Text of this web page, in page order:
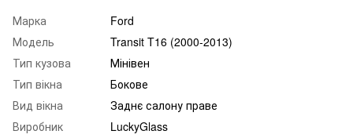
Марка
Ford
Модель
Transit T16 (2000-2013)
Тип кузова
Мінівен
Тип вікна
Бокове
Вид вікна
Заднє салону праве
Виробник
LuckyGlass